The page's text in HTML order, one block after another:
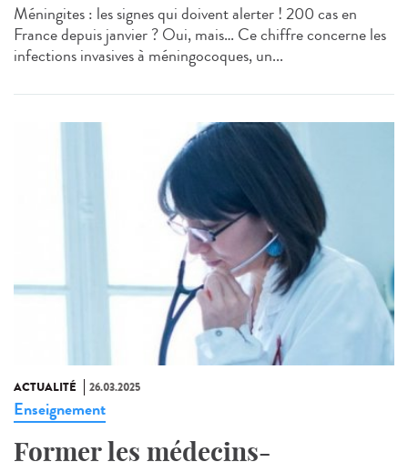
Méningites : les signes qui doivent alerter ! 200 cas en
France depuis janvier ? Oui, mais… Ce chiffre concerne les
infections invasives à méningocoques, un...
ACTUALITÉ 26.03.2025
Enseignement
Former les médecins-